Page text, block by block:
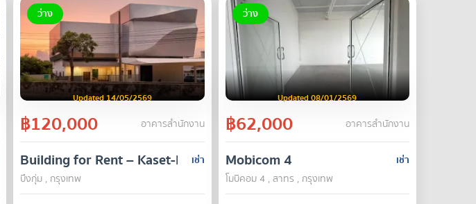
ว่าง
Updated 14/05/2569
฿120,000 อาคารสำนักงาน
เช่า
Building for Rent – Kaset-Nawamin Road - Prime location | Ideal for
บึงกุ่ม , กรุงเทพ
ว่าง
Updated 08/01/2569
฿62,000 อาคารสำนักงาน
เช่า
Mobicom 4
โมบิคอม 4 , สาทร , กรุงเทพ